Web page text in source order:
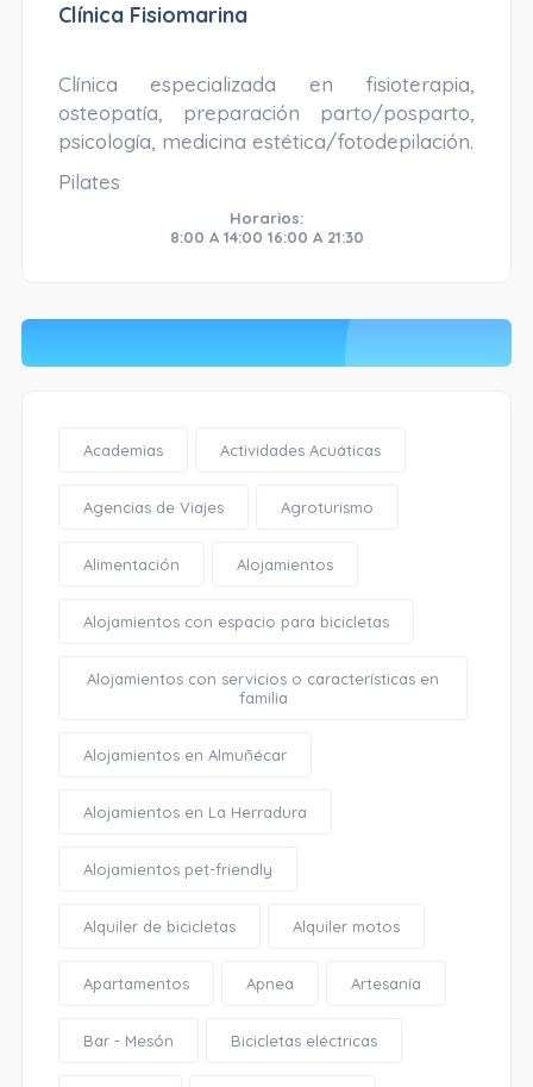
Clínica Fisiomarina
Clínica especializada en fisioterapia,
osteopatía, preparación parto/posparto,
psicología, medicina estética/fotodepilación.
Pilates
Horarios:
8:00 A 14:00 16:00 A 21:30
Academias Actividades Acuáticas
Agencias de Viajes Agroturismo
Alimentación Alojamientos
Alojamientos con espacio para bicicletas
Alojamientos con servicios o características en
familia
Alojamientos en Almuñécar
Alojamientos en La Herradura
Alojamientos pet-friendly
Alquiler de bicicletas Alquiler motos
Apartamentos Apnea Artesanía
Bar - Mesón Bicicletas eléctricas